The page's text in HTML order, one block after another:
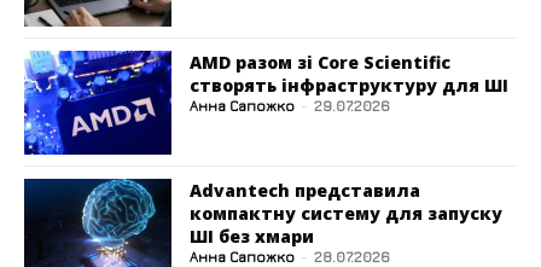
AMD разом зі Core Scientific
створять інфраструктуру для ШІ
Анна Сапожко - 29.07.2026
Advantech представила
компактну систему для запуску
ШІ без хмари
Анна Сапожко - 28.07.2026